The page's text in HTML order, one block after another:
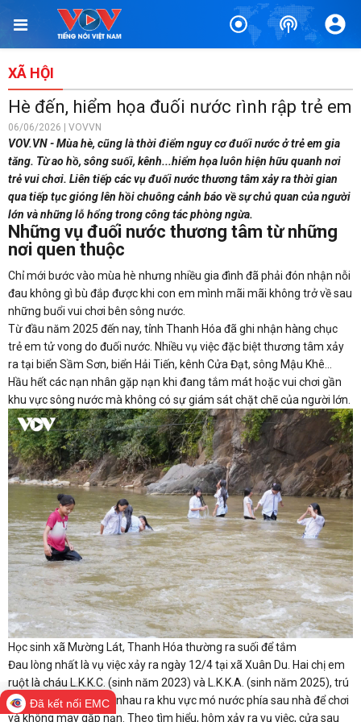
XÃ HỘI
Hè đến, hiểm họa đuối nước rình rập trẻ em
06/06/2026 | VOVVN
VOV.VN - Mùa hè, cũng là thời điểm nguy cơ đuối nước ở trẻ em gia
tăng. Từ ao hồ, sông suối, kênh...hiểm họa luôn hiện hữu quanh nơi
trẻ vui chơi. Liên tiếp các vụ đuối nước thương tâm xảy ra thời gian
qua tiếp tục gióng lên hồi chuông cảnh báo về sự chủ quan của người
lớn và những lỗ hổng trong công tác phòng ngừa.
Những vụ đuối nước thương tâm từ những
nơi quen thuộc
Chỉ mới bước vào mùa hè nhưng nhiều gia đình đã phải đón nhận nỗi
đau không gì bù đắp được khi con em mình mãi mãi không trở về sau
những buổi vui chơi bên sông nước.
Từ đầu năm 2025 đến nay, tỉnh Thanh Hóa đã ghi nhận hàng chục
trẻ em tử vong do đuối nước. Nhiều vụ việc đặc biệt thương tâm xảy
ra tại biển Sầm Sơn, biển Hải Tiến, kênh Cửa Đạt, sông Mậu Khê...
Hầu hết các nạn nhân gặp nạn khi đang tắm mát hoặc vui chơi gần
khu vực sông nước mà không có sự giám sát chặt chẽ của người lớn.
Học sinh xã Mường Lát, Thanh Hóa thường ra suối để tắm
Đau lòng nhất là vụ việc xảy ra ngày 12/4 tại xã Xuân Du. Hai chị em
ruột là cháu L.K.K.C. (sinh năm 2023) và L.K.K.A. (sinh năm 2025), trú
tại thôn Mó 2, đã dẫn nhau ra khu vực mó nước phía sau nhà để chơi
và không may gặp nạn. Theo tìm hiểu, hôm xảy ra vụ việc, cửa sau
Đã kết nối EMC